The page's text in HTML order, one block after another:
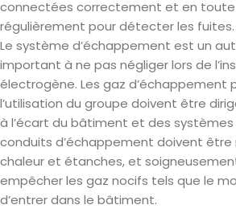
connectées correctement et en toute
régulièrement pour détecter les fuites.
Le système d’échappement est un
important à ne pas négliger lors de
électrogène. Les gaz d’échappement
l’utilisation du groupe doivent être
à l’écart du bâtiment et des systèmes
conduits d’échappement doivent être
chaleur et étanches, et
empêcher les gaz nocifs tels que le
d’entrer dans le bâtiment.